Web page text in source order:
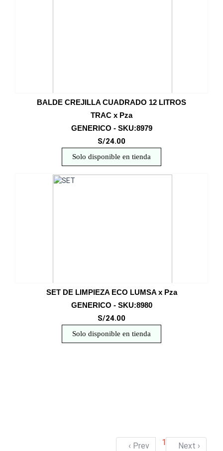
BALDE CREJILLA CUADRADO 12 LITROS
TRAC x Pza
GENERICO - SKU:8979
S/24.00
Solo disponible en tienda
SET DE LIMPIEZA ECO LUMSA x Pza
GENERICO - SKU:8980
S/24.00
Solo disponible en tienda
‹ Prev 1 Next ›